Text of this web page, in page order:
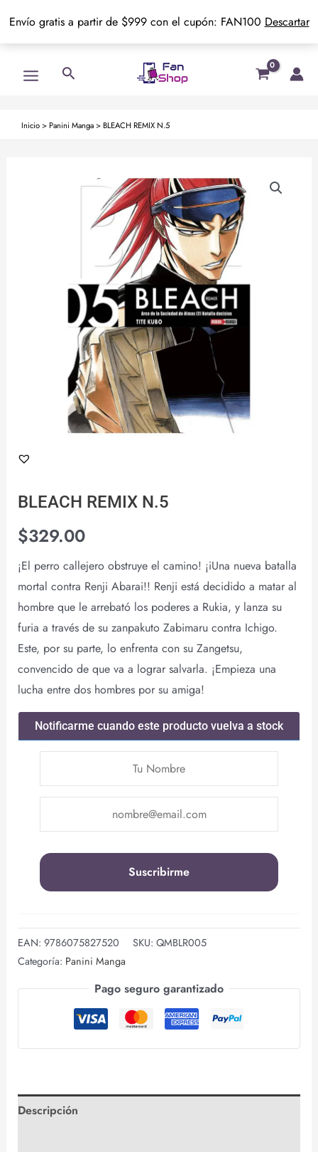
Envío gratis a partir de $999 con el cupón: FAN100 Descartar
Menu
Buscar
Inicio> Panini Manga> BLEACH REMIX N.5
BLEACH REMIX N.5
$329.00
¡El perro callejero obstruye el camino! ¡iUna nueva batalla
mortal contra Renji Abarai!! Renji está decidido a matar al
hombre que le arrebató los poderes a Rukia, y lanza su
furia a través de su zanpakuto Zabimaru contra Ichigo.
Este, por su parte, lo enfrenta con su Zangetsu,
convencido de que va a lograr salvarla. ¡Empieza una
lucha entre dos hombres por su amiga!
Notificarme cuando este producto vuelva a stock
EAN: 9786075827520 SKU: QMBLR005
Categoría: Panini Manga
Pago seguro garantizado
Descripción